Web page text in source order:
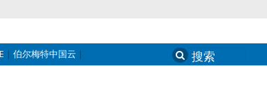
伯尔梅特中国云 Search
for: